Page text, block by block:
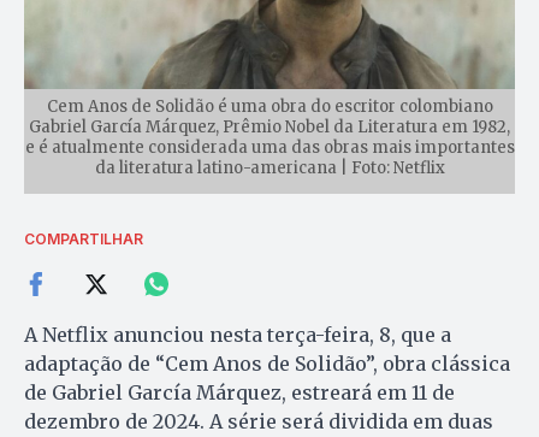
Cem Anos de Solidão é uma obra do escritor colombiano
Gabriel García Márquez, Prêmio Nobel da Literatura em 1982,
e é atualmente considerada uma das obras mais importantes
da literatura latino-americana | Foto: Netflix
COMPARTILHAR
A Netflix anunciou nesta terça-feira, 8, que a
adaptação de “Cem Anos de Solidão”, obra clássica
de Gabriel García Márquez, estreará em 11 de
dezembro de 2024. A série será dividida em duas